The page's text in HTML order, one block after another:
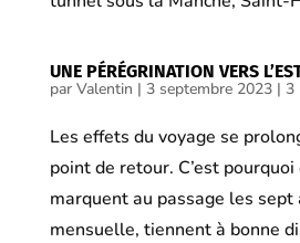
UNE PÉRÉGRINATION VERS
par Valentin | 3 septembre 2023| 3
Les effets du voyage se
point de retour. C’est
marquent au passage les
mensuelle, tiennent à bonne